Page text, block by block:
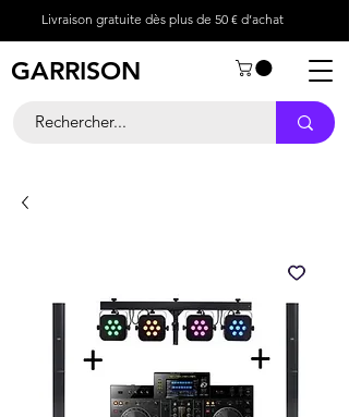
Livraison gratuite dès plus de 50 € d’achat
GARRISON